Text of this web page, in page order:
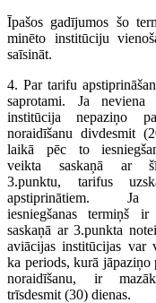
Īpašos gadījumos šo
minēto institūciju
saīsināt.
4. Par tarifu
saprotami. Ja neviena
institūcija nepaziņo
noraidīšanu divdesmit
laikā pēc to
veikta saskaņā ar
3.punktu, tarifus
apstiprinātiem.
iesniegšanas termiņš ir
saskaņā ar 3.punkta
aviācijas institūcijas var
ka periods, kurā jāpaziņo
noraidīšanu, ir
trīsdesmit (30) dienas.